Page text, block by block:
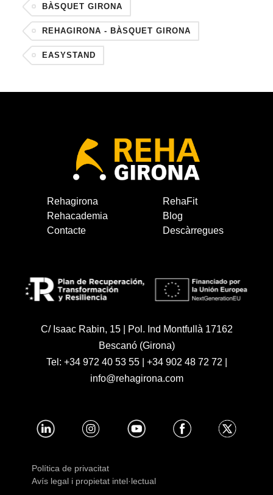
BÀSQUET GIRONA
REHAGIRONA - BÀSQUET GIRONA
EASYSTAND
Rehagirona
RehaFit
Rehacademia
Blog
Contacte
Descàrregues
C/ Isaac Rabin, 15 | Pol. Ind Montfullà 17162
Bescanó (Girona)
Tel: +34 972 40 53 55| +34 902 48 72 72
info@rehagirona.com
Política de privacitat
Avís legal i propietat intel·lectual